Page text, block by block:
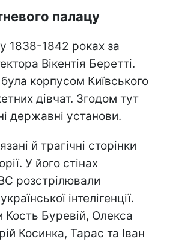
палацу
1838-1842 роках за
Вікентія Беретті.
корпусом Київського
дівчат. Згодом тут
державні установи.
й трагічні сторінки
У його стінах
розстрілювали
інтелігенції.
Кость Буревій, Олекса
Косинка, Тарас та Іван